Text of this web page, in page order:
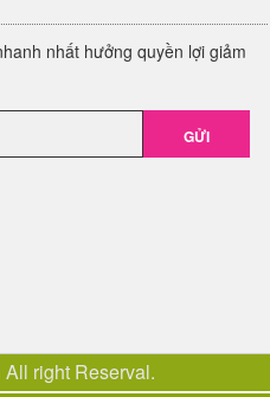
nhất hưởng quyền lợi giảm
GỬI
All right Reserval.